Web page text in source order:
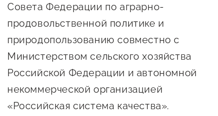
внешнего санкционного
давления
Центры поддержки
Центр информационно-
консультационного
сопровождения
Совета Федерации по аграрно-
продовольственной политике и
природопользованию совместно с
Министерством сельского хозяйства
Российской Федерации и автономной
некоммерческой организацией
«Российская система качества».